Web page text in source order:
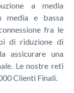
a media
media e bassa
fra le
di riduzione di
assicurare una
Le nostre reti
Clienti Finali.